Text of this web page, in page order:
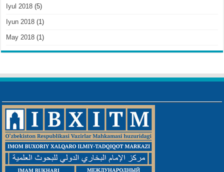
Iyul 2018 (5)
Iyun 2018 (1)
May 2018 (1)